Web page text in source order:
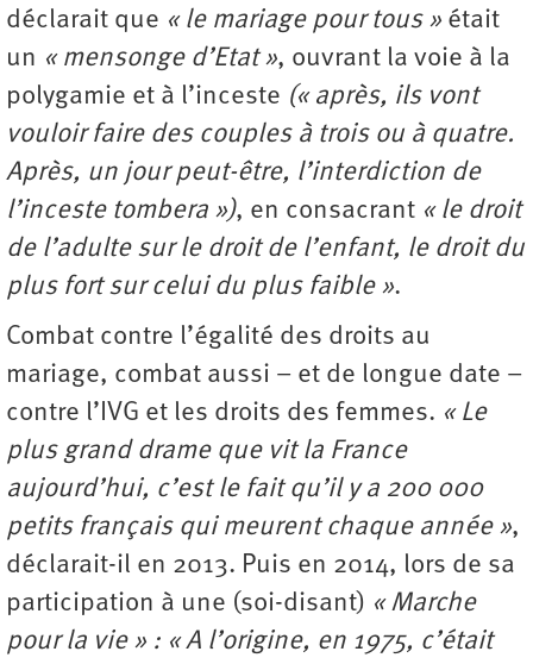
déclarait que « le mariage pour tous » était
un « mensonge d’Etat », ouvrant la voie à la
polygamie et à l’inceste (« après, ils vont
vouloir faire des couples à trois ou à quatre.
Après, un jour peut-être, l’interdiction de
l’inceste tombera »), en consacrant « le droit
de l’adulte sur le droit de l’enfant, le droit du
plus fort sur celui du plus faible ».
Combat contre l’égalité des droits au
mariage, combat aussi – et de longue date –
contre l’IVG et les droits des femmes. « Le
plus grand drame que vit la France
aujourd’hui, c’est le fait qu’il y a 200 000
petits français qui meurent chaque année »,
déclarait-il en 2013. Puis en 2014, lors de sa
participation à une (soi-disant) « Marche
pour la vie » : « A l’origine, en 1975, c’était